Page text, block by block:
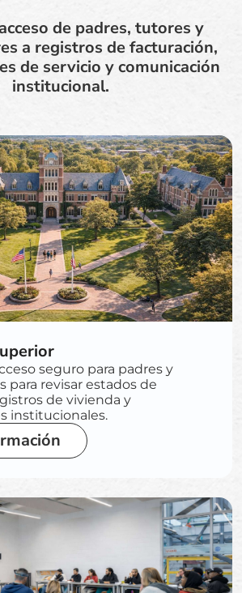
de padres, tutores y
a registros de facturación,
de servicio y comunicación
institucional.
seguro para padres y
para revisar estados de
de vivienda y
institucionales.